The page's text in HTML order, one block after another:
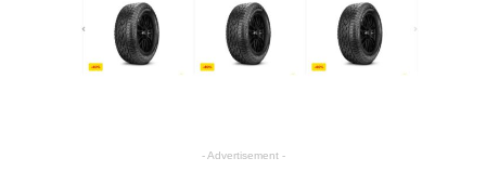
- Advertisement -